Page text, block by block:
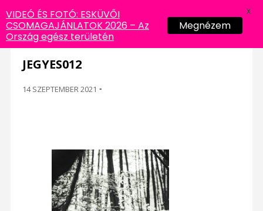
JEGYES012
14 SZEPTEMBER 2021 -
VIDEÓ ÉS FOTÓ: ESKÜVŐI
CSOMAGAJÁNLATOK 2026 – Az
Ország egész területén
Megnézem
X